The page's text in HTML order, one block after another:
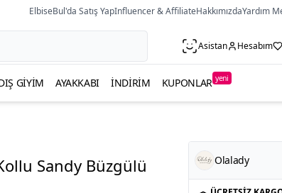
ElbiseBul'da Satış YapInfluencer & AffiliateHakkımızdaYardım
Asistan Hesabım
GIYIM AYAKKABI İNDIRIM KUPONLAR yeni
Sandy Büzgülü
Olalady